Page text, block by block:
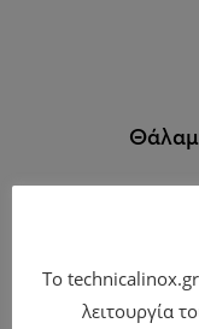
Το
λειτουργία